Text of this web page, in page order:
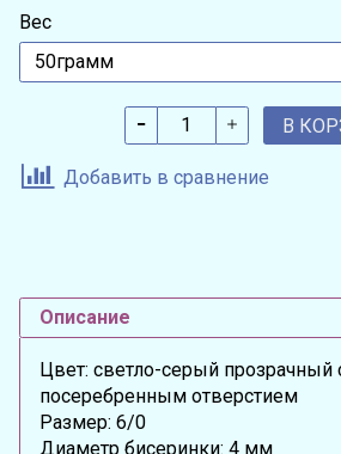
Вес
В
Добавить в сравнение
Описание
Цвет: светло-серый прозрачный
посеребренным отверстием
Размер: 6/0
Диаметр бисеринки: 4 мм